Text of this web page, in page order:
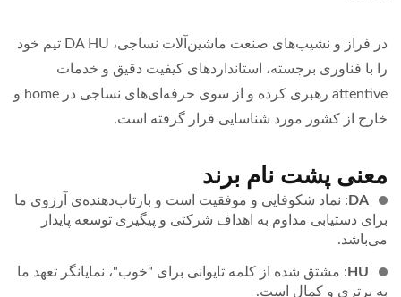
در فراز و نشیب‌های صنعت ماشین‌آلات نساجی، DA HU تیم خود
را با فناوری برجسته، استانداردهای کیفیت دقیق و خدمات
attentive رهبری کرده و از سوی حرفه‌ای‌های نساجی در home و
خارج از کشور مورد شناسایی قرار گرفته است.
معنی پشت نام برند
DA : نماد شکوفایی و موفقیت است و بازتاب‌دهنده‌ی آرزوی ما
برای دستیابی مداوم به اهداف شرکتی و پیگیری توسعه پایدار
می‌باشد.
HU : مشتق شده از کلمه تایوانی برای "خوب"، نمایانگر تعهد ما
به برتری و کمال است.